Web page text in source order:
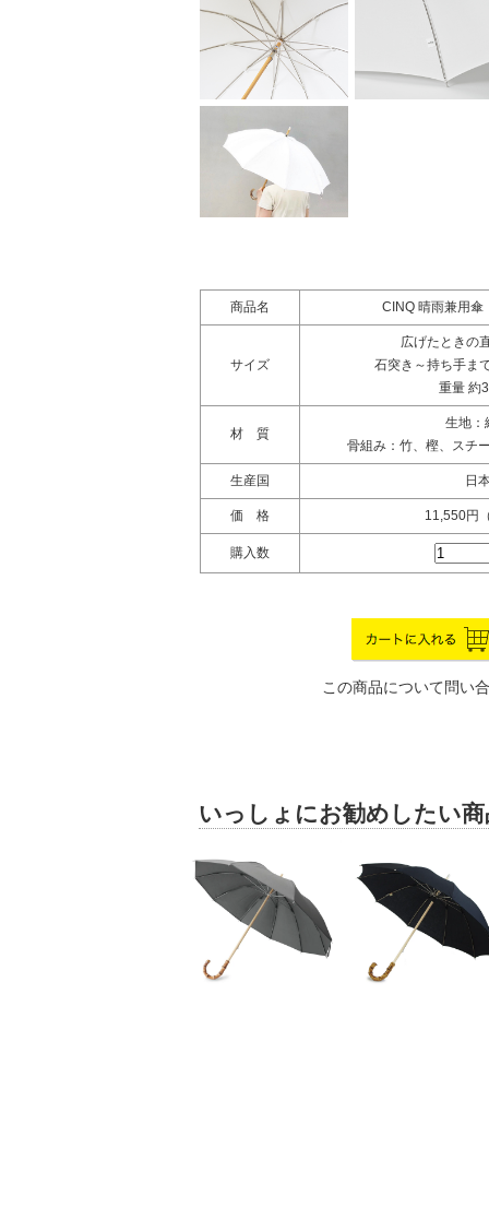
商品名 CINQ 晴雨兼用傘
サイズ
広げたときの
石突き～持ち手ま
重量 約
材 質
生地：
骨組み：竹、樫、スチ
生産国 日
価 格 11,550円
購入数
この商品について問い
いっしょにお勧めしたい商